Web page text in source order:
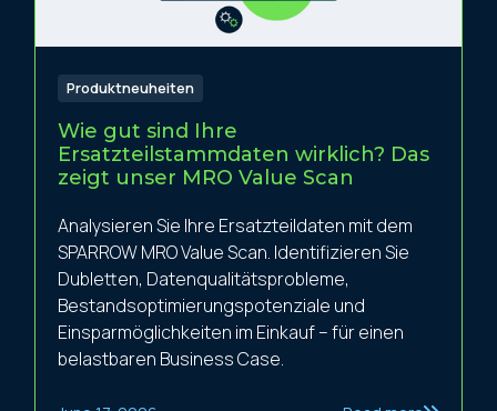
Produktneuheiten
Wie gut sind Ihre
Ersatzteilstammdaten wirklich? Das
zeigt unser MRO Value Scan
Analysieren Sie Ihre Ersatzteildaten mit dem
SPARROW MRO Value Scan. Identifizieren Sie
Dubletten, Datenqualitätsprobleme,
Bestandsoptimierungspotenziale und
Einsparmöglichkeiten im Einkauf – für einen
belastbaren Business Case.